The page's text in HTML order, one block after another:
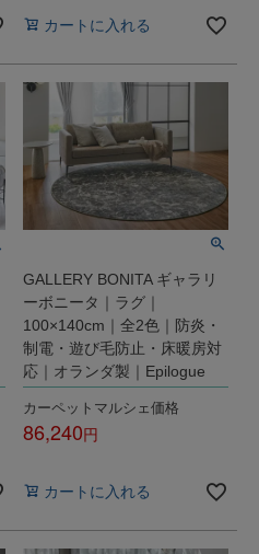
カートに入れる
GALLERY BONITA ギャラリ
ーボニータ｜ラグ｜
100×140cm｜全2色｜防炎・
制電・遊び毛防止・床暖房対
応｜オランダ製｜Epilogue
カーペットマルシェ価格
86,240
カートに入れる